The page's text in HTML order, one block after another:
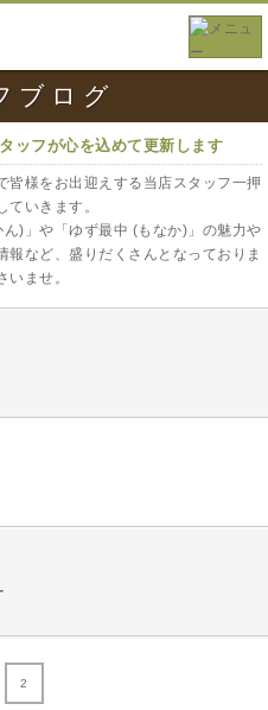
ブログ
ッフが心を込めて更新します
皆様をお出迎えする当店スタッフ一押
いきます。
)」や「ゆず最中 (もなか)」の魅力や
など、盛りだくさんとなっておりま
ませ。
2